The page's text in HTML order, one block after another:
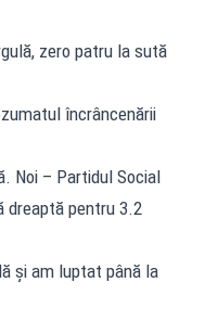
zero patru la sută
încrâncenării
Noi – Partidul Social
dreaptă pentru 3.2
și am luptat până la